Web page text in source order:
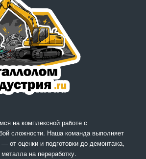
на комплексной работе с
сложности. Наша команда выполняет
от оценки и подготовки до демонтажа,
на переработку.